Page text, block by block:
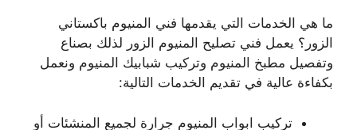
ما هي الخدمات التي يقدمها فني المنيوم باكستاني
الزور؟ يعمل فني تصليح المنيوم الزور لذلك بصناع
وتفصيل مطبخ المنيوم وتركيب شبابيك المنيوم ونعمل
بكفاءة عالية في تقديم الخدمات التالية:
تركيب ابواب المنيوم جرارة لجميع المنشئات أو